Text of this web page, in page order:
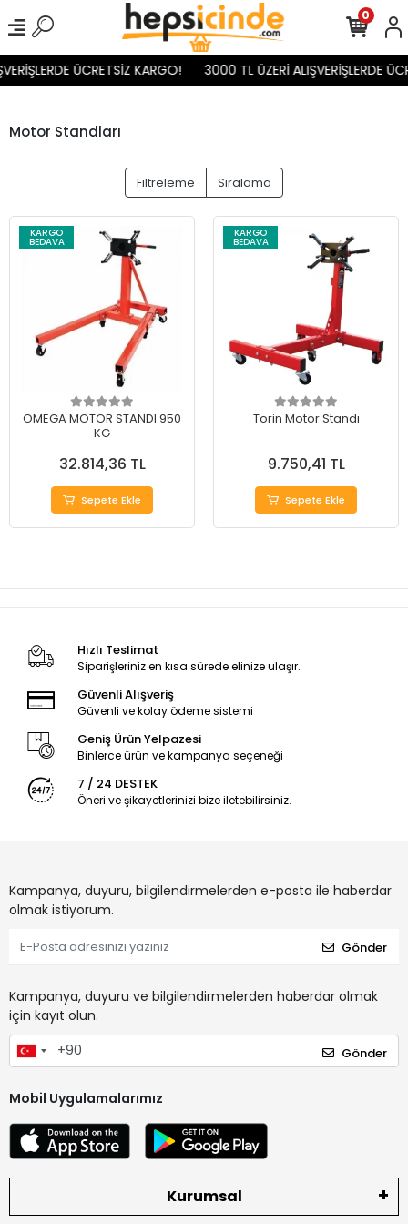
ÜCRETSİZ KARGO! 3000 TL ÜZERİ ALIŞVERİŞLERDE
0
Motor Standları
Filtreleme Sıralama
KARGO
BEDAVA
OMEGA MOTOR STANDI 950
KG
32.814,36 TL
Sepete Ekle
KARGO
BEDAVA
Torin Motor Standı
9.750,41 TL
Sepete Ekle
Hızlı Teslimat
Siparişleriniz en kısa sürede elinize ulaşır.
Güvenli Alışveriş
Güvenli ve kolay ödeme sistemi
Geniş Ürün Yelpazesi
Binlerce ürün ve kampanya seçeneği
7 / 24 DESTEK
Öneri ve şikayetlerinizi bize iletebilirsiniz.
Kampanya, duyuru, bilgilendirmelerden e-posta ile haberdar
olmak istiyorum.
Gönder
Kampanya, duyuru ve bilgilendirmelerden haberdar olmak
için kayıt olun.
Gönder
Mobil Uygulamalarımız
Kurumsal